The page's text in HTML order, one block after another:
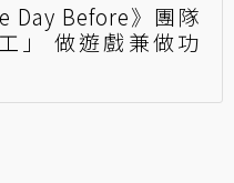
Day Before》團隊
」 做遊戲兼做功